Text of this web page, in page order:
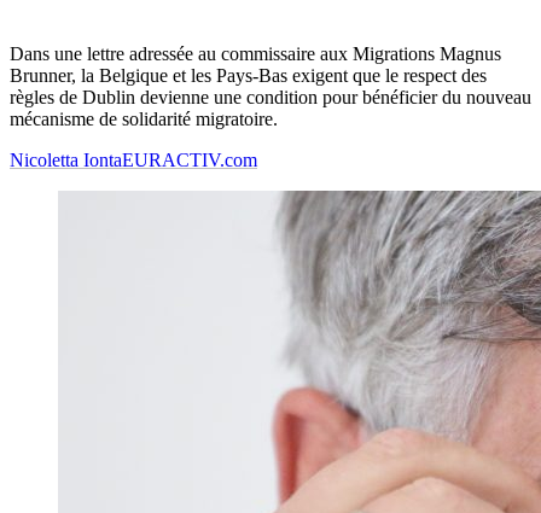
Dans une lettre adressée au commissaire aux Migrations Magnus
Brunner, la Belgique et les Pays-Bas exigent que le respect des
règles de Dublin devienne une condition pour bénéficier du nouveau
mécanisme de solidarité migratoire.
Nicoletta IontaEURACTIV.com